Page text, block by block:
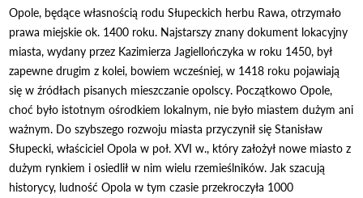
Opole, będące własnością rodu Słupeckich herbu Rawa, otrzymało
prawa miejskie ok. 1400 roku. Najstarszy znany dokument lokacyjny
miasta, wydany przez Kazimierza Jagiellończyka w roku 1450, był
zapewne drugim z kolei, bowiem wcześniej, w 1418 roku pojawiają
się w źródłach pisanych mieszczanie opolscy. Początkowo Opole,
choć było istotnym ośrodkiem lokalnym, nie było miastem dużym ani
ważnym. Do szybszego rozwoju miasta przyczynił się Stanisław
Słupecki, właściciel Opola w poł. XVI w., który założył nowe miasto z
dużym rynkiem i osiedlił w nim wielu rzemieślników. Jak szacują
historycy, ludność Opola w tym czasie przekroczyła 1000